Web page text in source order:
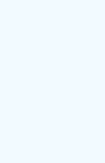
finden